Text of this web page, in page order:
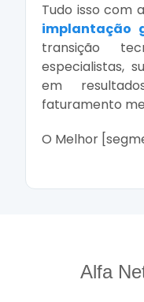
Tudo isso com
implantação
transição
especialistas,
em
faturamento
O Melhor
Alfa